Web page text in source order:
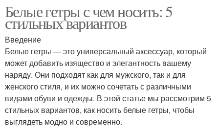
Белые гетры с чем носить: 5
стильных вариантов
Введение
Белые гетры — это универсальный аксессуар, который
может добавить изящество и элегантность вашему
наряду. Они подходят как для мужского, так и для
женского стиля, и их можно сочетать с различными
видами обуви и одежды. В этой статье мы рассмотрим 5
стильных вариантов, как носить белые гетры, чтобы
выглядеть модно и современно.